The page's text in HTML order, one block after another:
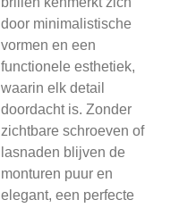
door minimalistische
vormen en een
functionele esthetiek,
waarin elk detail
doordacht is. Zonder
zichtbare schroeven of
lasnaden blijven de
monturen puur en
elegant, een perfecte